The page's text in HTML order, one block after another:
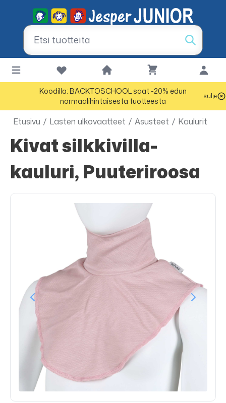
Koodilla: BACKTOSCHOOL saat -20% edun
normaalihintaisesta tuotteesta
sulje
Etusivu / Lasten ulkovaatteet / Asusteet / Kaulurit
Kivat silkkivilla-
kauluri, Puuteriroosa